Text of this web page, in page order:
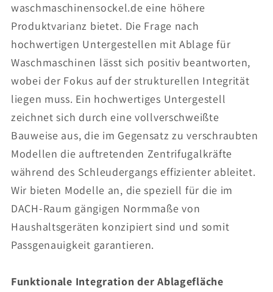
waschmaschinensockel.de eine höhere
Produktvarianz bietet. Die Frage nach
hochwertigen Untergestellen mit Ablage für
Waschmaschinen lässt sich positiv beantworten,
wobei der Fokus auf der strukturellen Integrität
liegen muss. Ein hochwertiges Untergestell
zeichnet sich durch eine vollverschweißte
Bauweise aus, die im Gegensatz zu verschraubten
Modellen die auftretenden Zentrifugalkräfte
während des Schleudergangs effizienter ableitet.
Wir bieten Modelle an, die speziell für die im
DACH-Raum gängigen Normmaße von
Haushaltsgeräten konzipiert sind und somit
Passgenauigkeit garantieren.
Funktionale Integration der Ablagefläche